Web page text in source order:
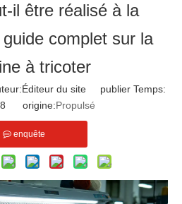
il être réalisé à la
complet sur la
à tricoter
du site publier Temps:
origine:Propulsé
enquête